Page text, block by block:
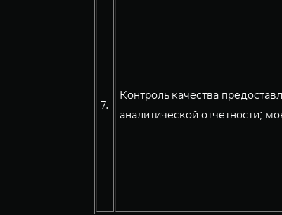
7.
Контроль качества
аналитической отчетности;